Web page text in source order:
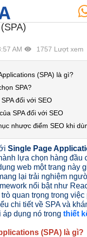
với công nghệ
AM 1757 Lượt xem
(SPA) là gì?
SPA?
đối với SEO
SPA đối với SEO
nhược điểm SEO khi
Single Page
lựa chọn hàng đầu
web một trang này
lại trải nghiệm
nổi bật như
quan trọng trong việc
chi tiết về SPA và
dụng nó trong thiết
(SPA) là gì?